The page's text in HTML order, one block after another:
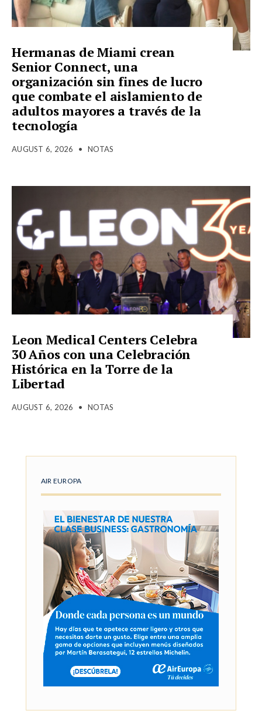
Hermanas de Miami crean
Senior Connect, una
organización sin fines de lucro
que combate el aislamiento de
adultos mayores a través de la
tecnología
AUGUST 6, 2026 • NOTAS
Leon Medical Centers Celebra
30 Años con una Celebración
Histórica en la Torre de la
Libertad
AUGUST 6, 2026 • NOTAS
AIR EUROPA